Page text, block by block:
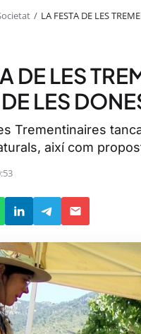
LA FESTA DE LES
DE LES
LES
Trementinaires
així com